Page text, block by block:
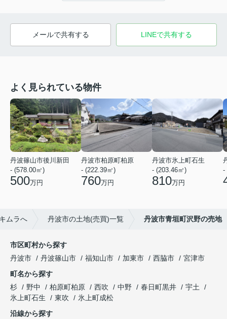
メールで共有する LINEで共有する
よく見られている物件
丹波篠山市後川新田
- (578.00㎡)
500万円
丹波市柏原町柏原
- (222.39㎡)
760万円
丹波市氷上町石生
- (203.46㎡)
810万円
-
ムラへ 丹波市の土地(売買)一覧 丹波市青垣町沢野の売地
市区町村から探す
丹波市
丹波篠山市 福知山市 加東市 西脇市
宮津市
町名から探す
杉
野中 柏原町柏原 西吹 中野 春日町黒井
宇土
氷上町石生
東吹
氷上町成松
沿線から探す